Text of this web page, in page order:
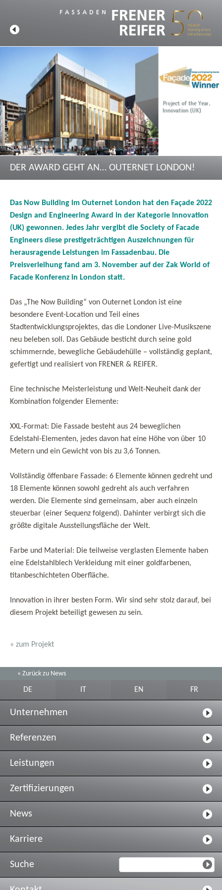
DER AWARD GEHT AN… OUTERNET LONDON!
Das Now Building im Outernet London hat den Façade 2022
Design and Engineering Award in der Kategorie Innovation
(UK) gewonnen. Jedes Jahr vergibt die Society of Facade
Engineers diese prestigeträchtigen Auszeichnungen für
herausragende Leistungen im Fassadenbau. Die
Preisverleihung fand am 3. November auf der Zak World of
Facade Konferenz in London statt.
Das „The Now Building“ von Outernet London ist eine
besondere Event-Location und Teil eines
Stadtentwicklungsprojektes, das die Londoner Live-Musikszene
neu beleben soll. Das Gebäude besticht durch seine gold
schimmernde, bewegliche Gebäudehülle – vollständig geplant,
gefertigt und realisiert von FRENER & REIFER.
Eine technische Meisterleistung und Welt-Neuheit dank der
Kombination folgender Elemente:
XXL-Format: Die Fassade besteht aus 24 beweglichen
Edelstahl-Elementen, jedes davon hat eine Höhe von über 10
Metern und ein Gewicht von bis zu 3,6 Tonnen.
Vollständig öffenbare Fassade: 6 Elemente können gedreht und
18 Elemente können sowohl gedreht als auch verfahren
werden. Die Elemente sind gemeinsam, aber auch einzeln
steuerbar (einer Sequenz folgend). Dahinter verbirgt sich die
größte digitale Ausstellungsfläche der Welt.
Farbe und Material: Die teilweise verglasten Elemente haben
eine Edelstahlblech Verkleidung mit einer goldfarbenen,
titanbeschichteten Oberfläche.
Innovation in ihrer besten Form. Wir sind sehr stolz darauf, bei
diesem Projekt beteiligt gewesen zu sein.
» zum Projekt
« Zurück zu News
DE EN FR
Unternehmen
Referenzen
Leistungen
Zertifizierungen
News
Karriere
Suche